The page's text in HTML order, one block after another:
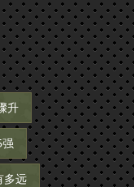
升
多远